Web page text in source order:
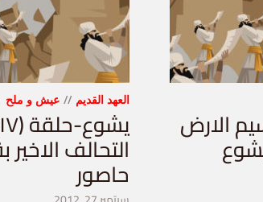
تقسيم الارض
العهد القديم عيش و ملح
التحالف
حاصور